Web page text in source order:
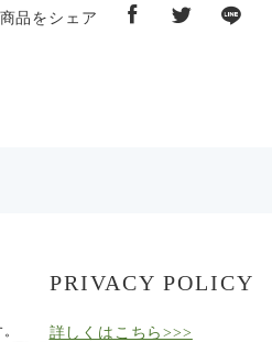
品をシェア
PRIVACY POLICY
詳しくはこちら>>>